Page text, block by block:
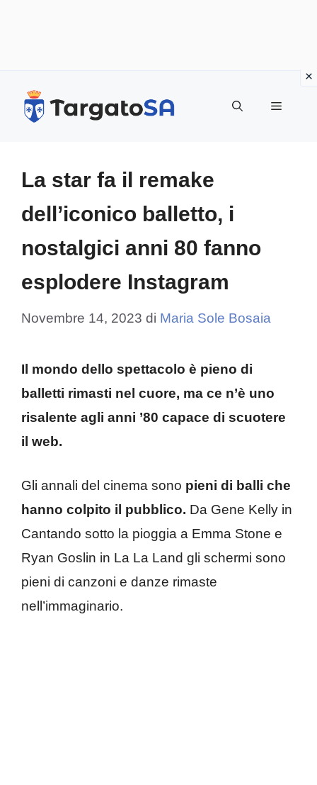
Menu
La star fa il remake
dell’iconico balletto, i
nostalgici anni 80 fanno
esplodere Instagram
Novembre 14, 2023 di Maria Sole Bosaia
Il mondo dello spettacolo è pieno di
balletti rimasti nel cuore, ma ce n’è uno
risalente agli anni ’80 capace di scuotere
il web.
Gli annali del cinema sono pieni di balli che
hanno colpito il pubblico. Da Gene Kelly in
Cantando sotto la pioggia a Emma Stone e
Ryan Goslin in La La Land gli schermi sono
pieni di canzoni e danze rimaste
nell’immaginario.